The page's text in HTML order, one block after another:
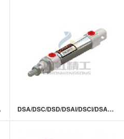
向阀 DSA/DSC/DSD/DSAI/DSCI/DSAO/DSCO